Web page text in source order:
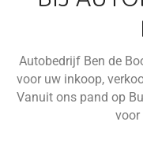
Autobedrijf Ben de
voor uw inkoop,
Vanuit ons pand op
voor